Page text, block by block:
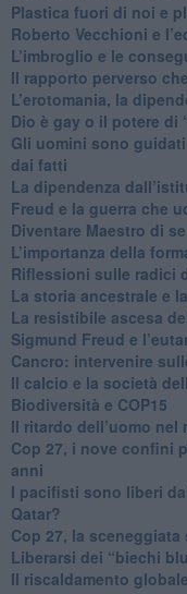
Plastica fuori di noi e
​Roberto Vecchioni e
​L’imbroglio e le
​Il rapporto perverso
L’erotomania, la
​Dio è gay o il potere di
​Gli uomini sono
dai fatti
La dipendenza
​Freud e la guerra che
​Diventare Maestro di
L’importanza della
Riflessioni sulle radici
​La storia ancestrale e
​La resistibile ascesa
Sigmund Freud e
Cancro: intervenire
​Il calcio e la società
Biodiversità e COP15
​Il ritardo dell’uomo nel
​Cop 27, i nove confini
anni
​I pacifisti sono liberi
Qatar?
​Cop 27, la
​Liberarsi dei “biechi
Il riscaldamento